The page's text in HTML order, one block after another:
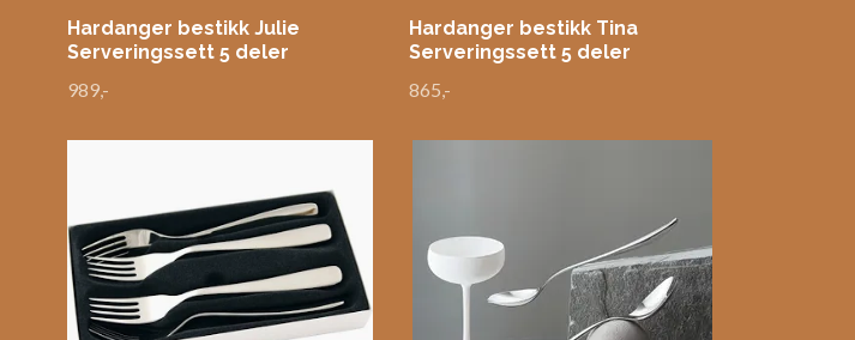
Hardanger bestikk Julie
Serveringssett 5 deler
989,-
Hardanger bestikk Tina
Serveringssett 5 deler
865,-